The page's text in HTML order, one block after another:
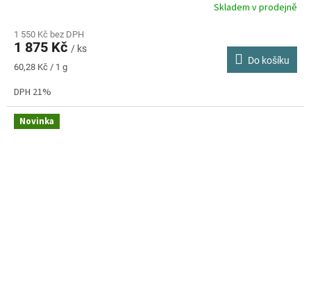
Skladem v prodejně
1 550 Kč bez DPH
1 875 Kč / ks
Měrná
60,28 Kč / 1 g
Do košíku
DPH 21%
Novinka